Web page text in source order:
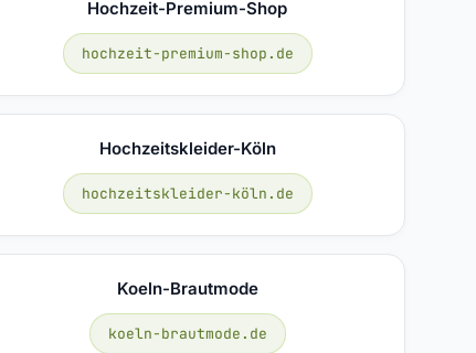
Hochzeit-Premium-Shop
hochzeit-premium-shop.de
Hochzeitskleider-Köln
hochzeitskleider-köln.de
Koeln-Brautmode
koeln-brautmode.de